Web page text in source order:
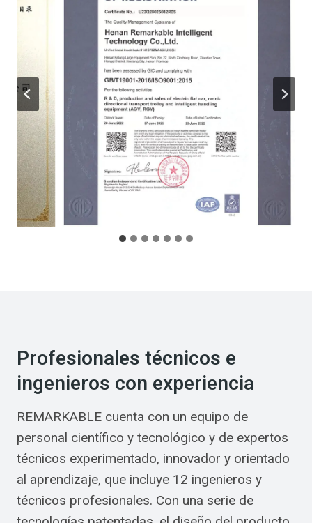
Profesionales técnicos e
ingenieros con experiencia
REMARKABLE cuenta con un equipo de
personal científico y tecnológico y de expertos
técnicos experimentado, innovador y orientado
al aprendizaje, que incluye 12 ingenieros y
técnicos profesionales. Con una serie de